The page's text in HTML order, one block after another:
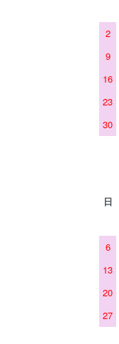
2
9
16
23
30
日
6
13
20
27